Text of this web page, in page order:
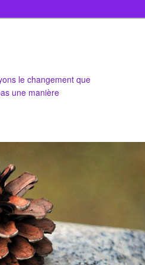
le changement que
une manière